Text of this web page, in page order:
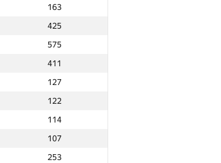
163
425
575
411
127
122
114
107
253
Նվզգ. վայր